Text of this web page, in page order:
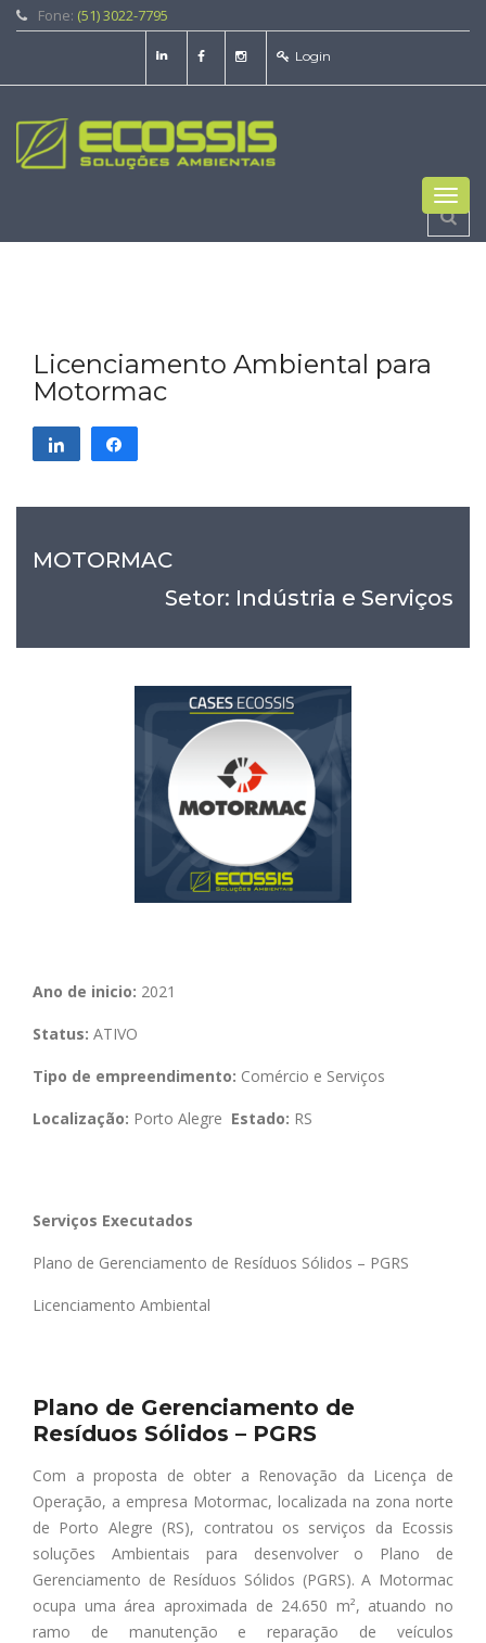
Fone: (51) 3022-7795
Login
Licenciamento Ambiental para
Motormac
Compartilhar
MOTORMAC
Setor: Indústria e Serviços
Ano de inicio: 2021
Status: ATIVO
Tipo de empreendimento: Comércio e Serviços
Localização: Porto Alegre Estado: RS
Serviços Executados
Plano de Gerenciamento de Resíduos Sólidos – PGRS
Licenciamento Ambiental
Plano de Gerenciamento de
Resíduos Sólidos – PGRS
Com a proposta de obter a Renovação da Licença de
Operação, a empresa Motormac, localizada na zona norte
de Porto Alegre (RS), contratou os serviços da Ecossis
soluções Ambientais para desenvolver o Plano de
Gerenciamento de Resíduos Sólidos (PGRS). A Motormac
ocupa uma área aproximada de 24.650 m², atuando no
ramo de manutenção e reparação de veículos